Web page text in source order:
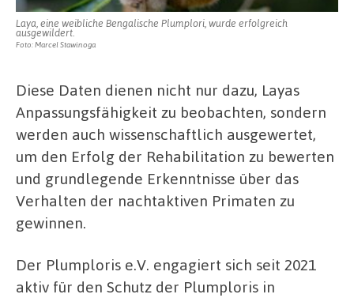
Laya, eine weibliche Bengalische Plumplori, wurde erfolgreich
ausgewildert.
Foto: Marcel Stawinoga
Diese Daten dienen nicht nur dazu, Layas
Anpassungsfähigkeit zu beobachten, sondern
werden auch wissenschaftlich ausgewertet,
um den Erfolg der Rehabilitation zu bewerten
und grundlegende Erkenntnisse über das
Verhalten der nachtaktiven Primaten zu
gewinnen.
Der Plumploris e.V. engagiert sich seit 2021
aktiv für den Schutz der Plumploris in